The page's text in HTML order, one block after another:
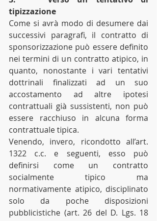
tipizzazione
Come si avrà modo di desumere dai
successivi paragrafi, il contratto di
sponsorizzazione può essere definito
nei termini di un contratto atipico, in
quanto, nonostante i vari tentativi
dottrinali finalizzati ad un suo
accostamento ad altre ipotesi
contrattuali già sussistenti, non può
essere racchiuso in alcuna forma
contrattuale tipica.
Venendo, invero, ricondotto all’art.
1322 c.c. e seguenti, esso può
definirsi come un contratto
socialmente tipico ma
normativamente atipico, disciplinato
solo da poche disposizioni
pubblicistiche (art. 26 del D. Lgs. 18